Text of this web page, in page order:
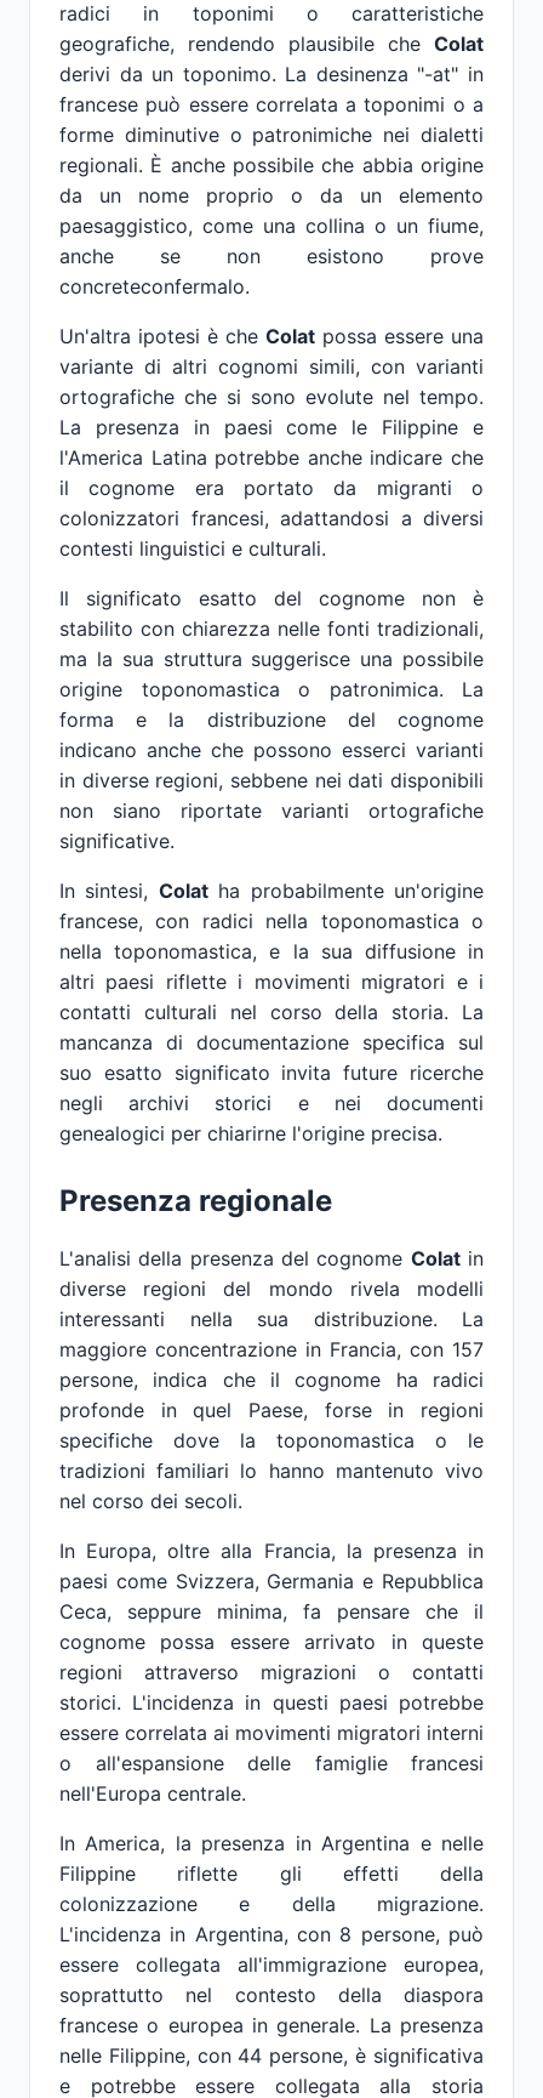
radici in toponimi o caratteristiche
geografiche, rendendo plausibile che Colat
derivi da un toponimo. La desinenza "-at" in
francese può essere correlata a toponimi o a
forme diminutive o patronimiche nei dialetti
regionali. È anche possibile che abbia origine
da un nome proprio o da un elemento
paesaggistico, come una collina o un fiume,
anche se non esistono prove
concreteconfermalo.
Un'altra ipotesi è che Colat possa essere una
variante di altri cognomi simili, con varianti
ortografiche che si sono evolute nel tempo.
La presenza in paesi come le Filippine e
l'America Latina potrebbe anche indicare che
il cognome era portato da migranti o
colonizzatori francesi, adattandosi a diversi
contesti linguistici e culturali.
Il significato esatto del cognome non è
stabilito con chiarezza nelle fonti tradizionali,
ma la sua struttura suggerisce una possibile
origine toponomastica o patronimica. La
forma e la distribuzione del cognome
indicano anche che possono esserci varianti
in diverse regioni, sebbene nei dati disponibili
non siano riportate varianti ortografiche
significative.
In sintesi, Colatha probabilmente un'origine
francese, con radici nella toponomastica o
nella toponomastica, e la sua diffusione in
altri paesi riflette i movimenti migratori e i
contatti culturali nel corso della storia. La
mancanza di documentazione specifica sul
suo esatto significato invita future ricerche
negli archivi storici e nei documenti
genealogici per chiarirne l'origine precisa.
Presenza regionale
L'analisi della presenza del cognome Colatin
diverse regioni del mondo rivela modelli
interessanti nella sua distribuzione. La
maggiore concentrazione in Francia, con 157
persone, indica che il cognome ha radici
profonde in quel Paese, forse in regioni
specifiche dove la toponomastica o le
tradizioni familiari lo hanno mantenuto vivo
nel corso dei secoli.
In Europa, oltre alla Francia, la presenza in
paesi come Svizzera, Germania e Repubblica
Ceca, seppure minima, fa pensare che il
cognome possa essere arrivato in queste
regioni attraverso migrazioni o contatti
storici. L'incidenza in questi paesi potrebbe
essere correlata ai movimenti migratori interni
o all'espansione delle famiglie francesi
nell'Europa centrale.
In America, la presenza in Argentina e nelle
Filippine riflette gli effetti della
colonizzazione e della migrazione.
L'incidenza in Argentina, con 8 persone, può
essere collegata all'immigrazione europea,
soprattutto nel contesto della diaspora
francese o europea in generale. La presenza
nelle Filippine, con 44 persone, è significativa
e potrebbe essere collegata alla storia